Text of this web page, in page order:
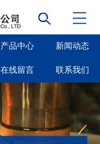
产品中心 新闻动态
在线留言 联系我们